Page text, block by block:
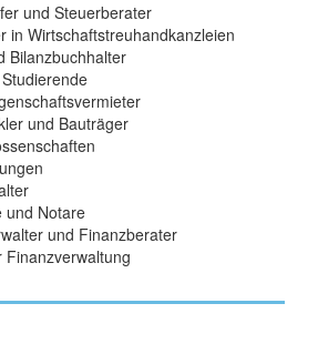
und Steuerberater
in Wirtschaftstreuhandkanzleien
Bilanzbuchhalter
und Bauträger
und Notare
und Finanzberater
Finanzverwaltung